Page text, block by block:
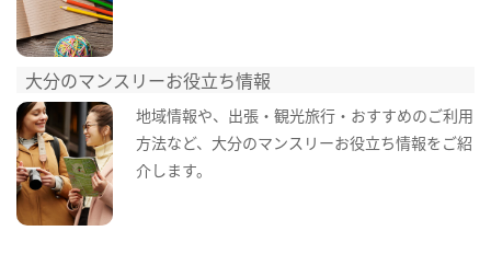
大分のマンスリーお役立ち情報
地域情報や、出張・観光旅行・おすすめのご利用
方法など、大分のマンスリーお役立ち情報をご紹
介します。